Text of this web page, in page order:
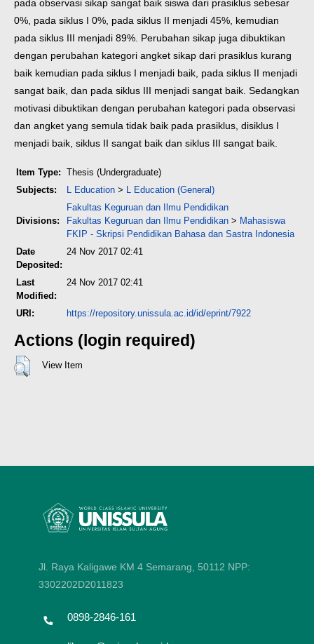
pada observasi sikap sangat baik siswa dari prasiklus sebesar
0%, pada siklus I 0%, pada siklus II menjadi 45%, kemudian
pada siklus III menjadi 89%. Perubahan sikap juga dibuktikan
dengan perubahan kategori angket sikap dari prasiklus kurang
baik kemudian pada siklus I menjadi baik, pada siklus II menjadi
sangat baik, dan pada siklus III menjadi sangat baik. Sedangkan
motivasi dibuktikan dengan perubahan kategori pada observasi
dan angket yang semula tidak baik pada prasiklus, disiklus I
menjadi baik, siklus II sangat baik dan siklus III sangat baik.
Item Type: Thesis (Undergraduate)
Subjects:
L Education > L Education (General)
Divisions:
Fakultas Keguruan dan Ilmu Pendidikan
Fakultas Keguruan dan Ilmu Pendidikan > Mahasiswa
FKIP - Skripsi Pendidikan Bahasa dan Sastra Indonesia
Date
Deposited:
24 Nov 2017 02:41
Last
Modified:
24 Nov 2017 02:41
URI: https://repository.unissula.ac.id/id/eprint/7922
Actions (login required)
View Item
Jl. Raya Kaligawe KM 4 Semarang, 50112 NPP:
3302202D2011823
0898-2846-161